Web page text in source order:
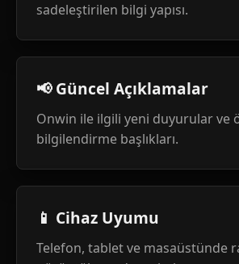
sadeleştirilen bilgi yapısı.
📢 Güncel Açıklamalar
Onwin ile ilgili yeni duyurular ve
bilgilendirme başlıkları.
📱 Cihaz Uyumu
Telefon, tablet ve masaüstünde